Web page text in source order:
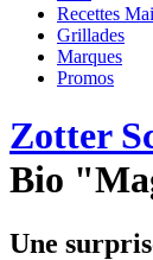
Recettes
Grillades
Marques
Promos
Zotter
Bio
Une